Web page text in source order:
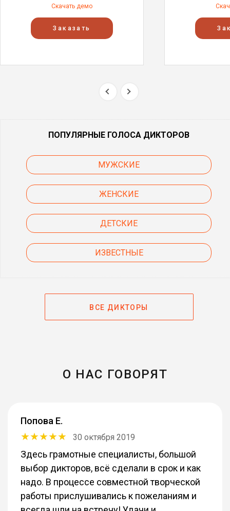
Скачать демо
Заказать
ПОПУЛЯРНЫЕ ГОЛОСА ДИКТОРОВ
МУЖСКИЕ
ЖЕНСКИЕ
ДЕТСКИЕ
ИЗВЕСТНЫЕ
ВСЕ ДИКТОРЫ
О НАС ГОВОРЯТ
Попова Е.
30 октября 2019
Здесь грамотные специалисты, большой
выбор дикторов, всё сделали в срок и как
надо. В процессе совместной творческой
работы прислушивались к пожеланиям и